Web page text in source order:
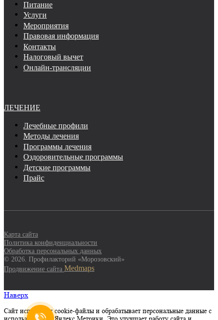
Питание
Услуги
Мероприятия
Правовая информация
Контакты
Налоговый вычет
Онлайн-трансляции
ЛЕЧЕНИЕ
Лечебные профили
Методы лечения
Программы лечения
Оздоровительные программы
Детские программы
Прайс
Карта сайта
Политика конфиденциальности
Обработка персональных данных
© 2026. Профилакторий «Морозовский»
Продвижение сайта Medmaps
Наверх
Сайт использует cookie-файлы и обрабатывает персональные данные с